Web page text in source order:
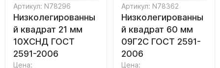
Артикул: N78296
Низколегированны
й квадрат 21 мм
10ХСНД ГОСТ
2591-2006
Цена:
Артикул: N78362
Низколегированны
й квадрат 60 мм
09Г2С ГОСТ 2591-
2006
Цена: